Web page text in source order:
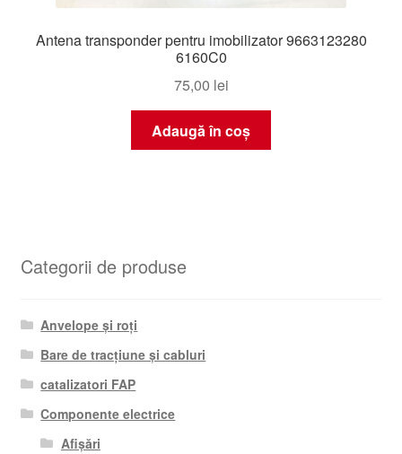
Antena transponder pentru imobilizator 9663123280
6160C0
75,00 lei
Adaugă în coș
Categorii de produse
Anvelope și roți
Bare de tracțiune și cabluri
catalizatori FAP
Componente electrice
Afișări